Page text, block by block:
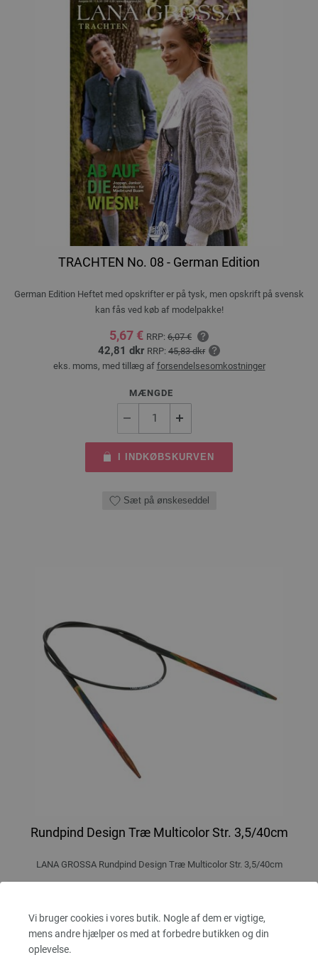
Vi bruger cookies i vores butik. Nogle af dem er vigtige,
mens andre hjælper os med at forbedre butikken og din
oplevelse.
TRACHTEN No. 08 - German Edition
German Edition Heftet med opskrifter er på tysk, men opskrift på svensk
kan fås ved køb af modelpakke!
5,67 € RRP: 6,07 €
42,81 dkr RRP: 45,83 dkr
eks. moms, med tillæg af forsendelsesomkostninger
MÆNGDE
I INDKØBSKURVEN
Sæt på ønskeseddel
Rundpind Design Træ Multicolor Str. 3,5/40cm
LANA GROSSA Rundpind Design Træ Multicolor Str. 3,5/40cm
7,14 €
53,91 dkr eks. moms, med tillæg afforsendelsesomkostninger